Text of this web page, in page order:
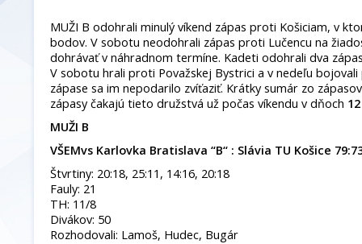
MUŽI B odohrali minulý víkend zápas proti Košiciam, v
bodov. V sobotu neodohrali zápas proti Lučencu na
dohrávať v náhradnom termíne. Kadeti odohrali dva
V sobotu hrali proti Považskej Bystrici a v nedeľu
zápase sa im nepodarilo zvíťaziť. Krátky sumár zo
zápasy čakajú tieto družstvá už počas víkendu v dňoch
MUŽI B
VŠEMvs Karlovka Bratislava “B“ : Slávia TU Košice
Štvrtiny: 20:18, 25:11, 14:16, 20:18
Fauly: 21
TH: 11/8
Divákov: 50
Rozhodovali: Lamoš, Hudec, Bugár